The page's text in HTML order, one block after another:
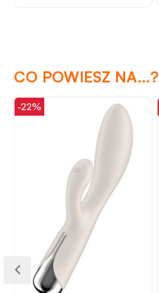
CO POWIESZ NA...?
-22%